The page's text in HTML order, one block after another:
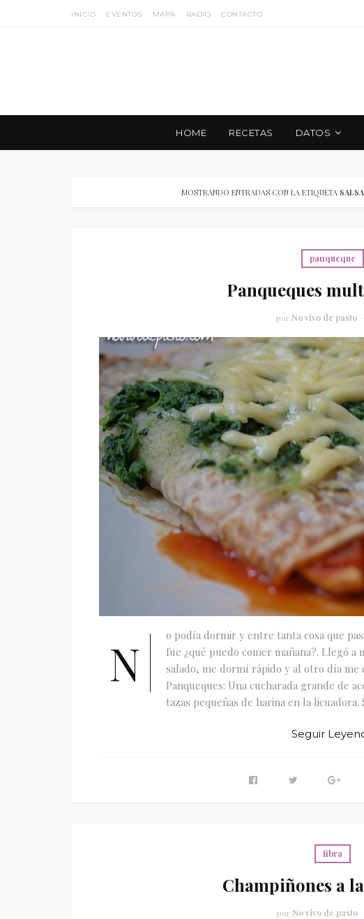
INICIO EVENTOS MAPA RADIO CONTACTO
HOME RECETAS DATOS
MOSTRANDO ENTRADAS CON LA ETIQUETA
panqueque
Panqueques
por No vivo de pasto
N
o podía dormir y entre tanta cosa que
fue ¿qué puedo comer mañana?. Llegó
salado, me dormí rápido y al otro día me
Panqueques: Una cucharada grande de
tazas pequeñas de harina en la licuadora.
Seguir
fibra
Champiñones a
por No vivo de pasto